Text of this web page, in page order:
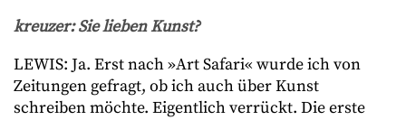
kreuzer: Sie lieben Kunst?
LEWIS: Ja. Erst nach »Art Safari« wurde ich von
Zeitungen gefragt, ob ich auch über Kunst
schreiben möchte. Eigentlich verrückt. Die erste